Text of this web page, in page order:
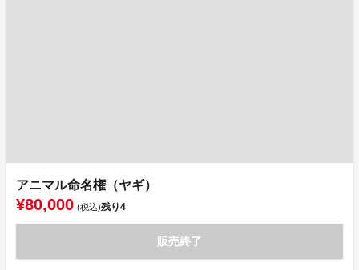
アニマル命名権（ヤギ）
¥80,000 (税込)残り4
販売終了